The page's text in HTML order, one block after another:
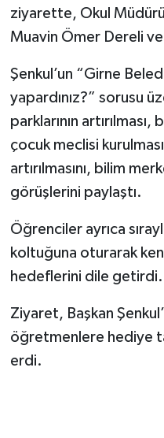
ziyarette, Okul
Muavin Ömer Dereli
Şenkul’un “Girne
yapardınız?” sorusu
parklarının artırılması,
çocuk meclisi
artırılmasını, bilim
görüşlerini paylaştı.
Öğrenciler ayrıca
koltuğuna oturarak
hedeflerini dile getirdi.
Ziyaret, Başkan
öğretmenlere hediye
erdi.